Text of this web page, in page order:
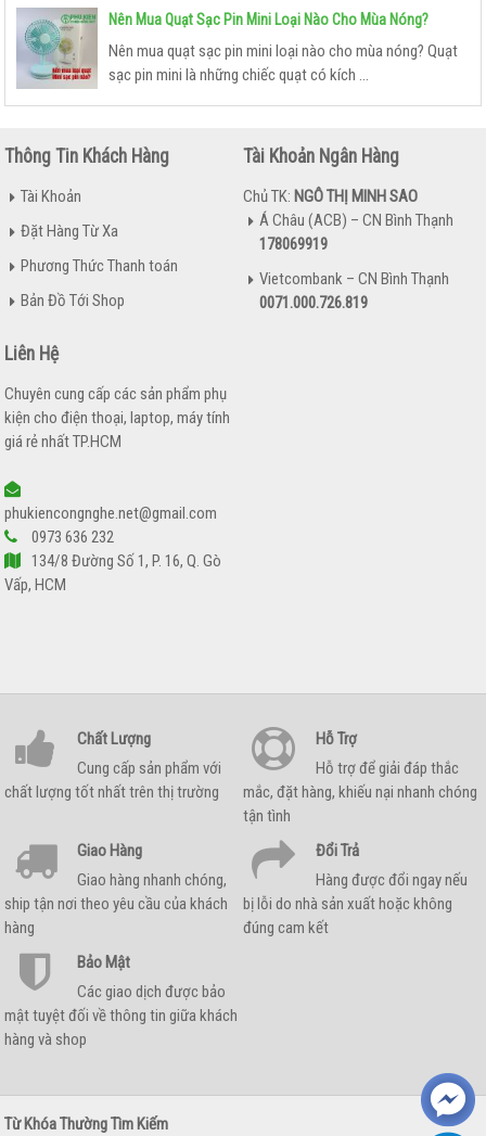
Nên Mua Quạt Sạc Pin Mini Loại Nào Cho Mùa Nóng?
Nên mua quạt sạc pin mini loại nào cho mùa nóng? Quạt
sạc pin mini là những chiếc quạt có kích ...
Thông Tin Khách Hàng
Tài Khoản
Đặt Hàng Từ Xa
Phương Thức Thanh toán
Bản Đồ Tới Shop
Tài Khoản Ngân Hàng
Chủ TK: NGÔ THỊ MINH SAO
Á Châu (ACB) – CN Bình Thạnh
178069919
Vietcombank – CN Bình Thạnh
0071.000.726.819
Liên Hệ
Chuyên cung cấp các sản phẩm phụ
kiện cho điện thoại, laptop, máy tính
giá rẻ nhất TP.HCM
phukiencongnghe.net@gmail.com
0973 636 232
134/8 Đường Số 1, P. 16, Q. Gò
Vấp, HCM
Chất Lượng
Cung cấp sản phẩm với
chất lượng tốt nhất trên thị trường
Hỗ Trợ
Hỗ trợ để giải đáp thắc
mắc, đặt hàng, khiếu nại nhanh chóng
tận tình
Giao Hàng
Giao hàng nhanh chóng,
ship tận nơi theo yêu cầu của khách
hàng
Đổi Trả
Hàng được đổi ngay nếu
bị lỗi do nhà sản xuất hoặc không
đúng cam kết
Bảo Mật
Các giao dịch được bảo
mật tuyệt đối về thông tin giữa khách
hàng và shop
Từ Khóa Thường Tìm Kiếm